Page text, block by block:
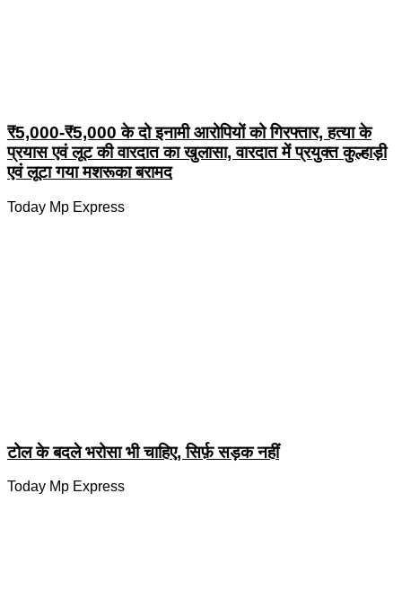
₹5,000-₹5,000 के दो इनामी आरोपियों को गिरफ्तार, हत्या के
प्रयास एवं लूट की वारदात का खुलासा, वारदात में प्रयुक्त कुल्हाड़ी
एवं लूटा गया मशरूका बरामद
Today Mp Express
टोल के बदले भरोसा भी चाहिए, सिर्फ़ सड़क नहीं
Today Mp Express